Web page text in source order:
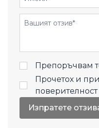
Отзиви
Препоръчвам
Прочетох и
поверителност
Изпратете